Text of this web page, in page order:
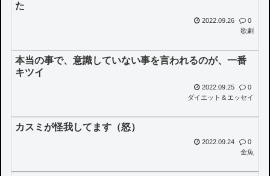
た
2022.09.26
0
歌劇
本当の事で、意識していない事を言われるのが、一番
キツイ
2022.09.25
0
ダイエット＆エッセイ
カスミが怪我してます（怒）
2022.09.24
0
金魚